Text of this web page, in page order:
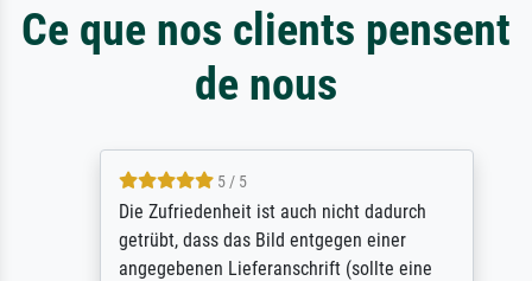
Ce que nos clients pensent
de nous
5 / 5
Die Zufriedenheit ist auch nicht dadurch
getrübt, dass das Bild entgegen einer
angegebenen Lieferanschrift (sollte eine